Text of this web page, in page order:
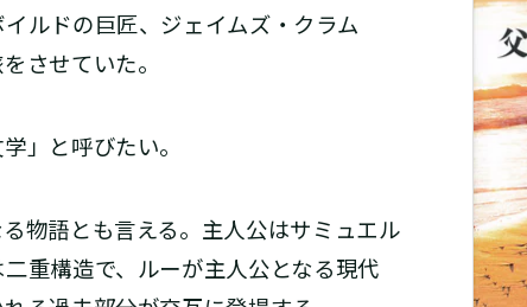
ルドの巨匠、ジェイムズ・クラム
させていた。
」と呼びたい。
物語とも言える。主人公はサミュエル
重構造で、ルーが主人公となる現代